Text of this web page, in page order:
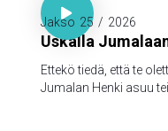

Jakso 25 / 2026
Uskalla
Ettekö tiedä, että te
Jumalan Henki asuu